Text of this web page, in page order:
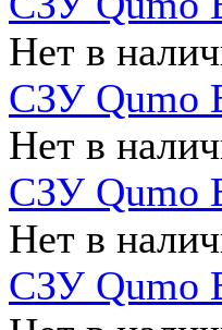
Нет в
СЗУ Qumo
Нет в
СЗУ Qumo
Нет в
СЗУ Qumo